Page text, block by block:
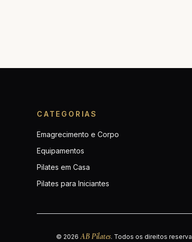
CATEGORIAS
Emagrecimento e Corpo
Equipamentos
Pilates em Casa
Pilates para Iniciantes
© 2026AB Pilates. Todos os direitos